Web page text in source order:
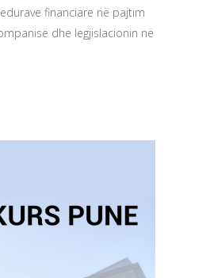
financiare në pajtim
dhe legjislacionin në